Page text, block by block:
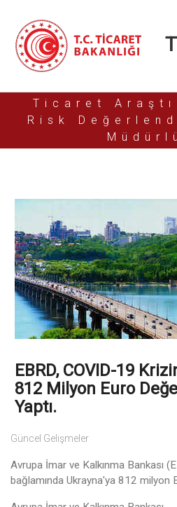
Ticaret
Risk
EBRD, COVID-19
812 Milyon Euro
Yaptı.
Güncel Gelişmeler
Avrupa İmar ve Kalkınma Bankası
bağlamında Ukrayna'ya 812 milyon